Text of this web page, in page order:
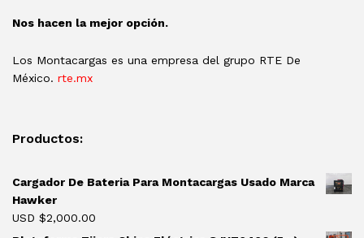
Nos hacen la mejor opción.
Los Montacargas es una empresa del grupo RTE De
México. rte.mx
Productos:
Cargador De Bateria Para Montacargas Usado Marca
Hawker
USD $2,000.00